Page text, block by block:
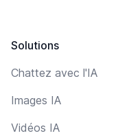
Solutions
Chattez avec l'IA
Images IA
Vidéos IA